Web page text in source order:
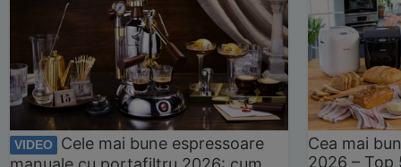
VIDEO
Cele mai bune espressoare
Cea mai
2026 –